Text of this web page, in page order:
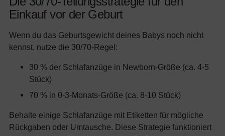
Einkauf vor der Geburt
Wenn du das Geburtsgewicht deines Babys noch nicht
kennst, nutze die 30/70-Regel:
30 % der Schlafanzüge in Newborn-Größe (ca. 4-5
Stück)
70 % in 0-3-Monats-Größe (ca. 8-10 Stück)
Behalte einige Schlafanzüge mit Etiketten für mögliche
Rückgaben oder Umtausche. Diese Strategie funktioniert